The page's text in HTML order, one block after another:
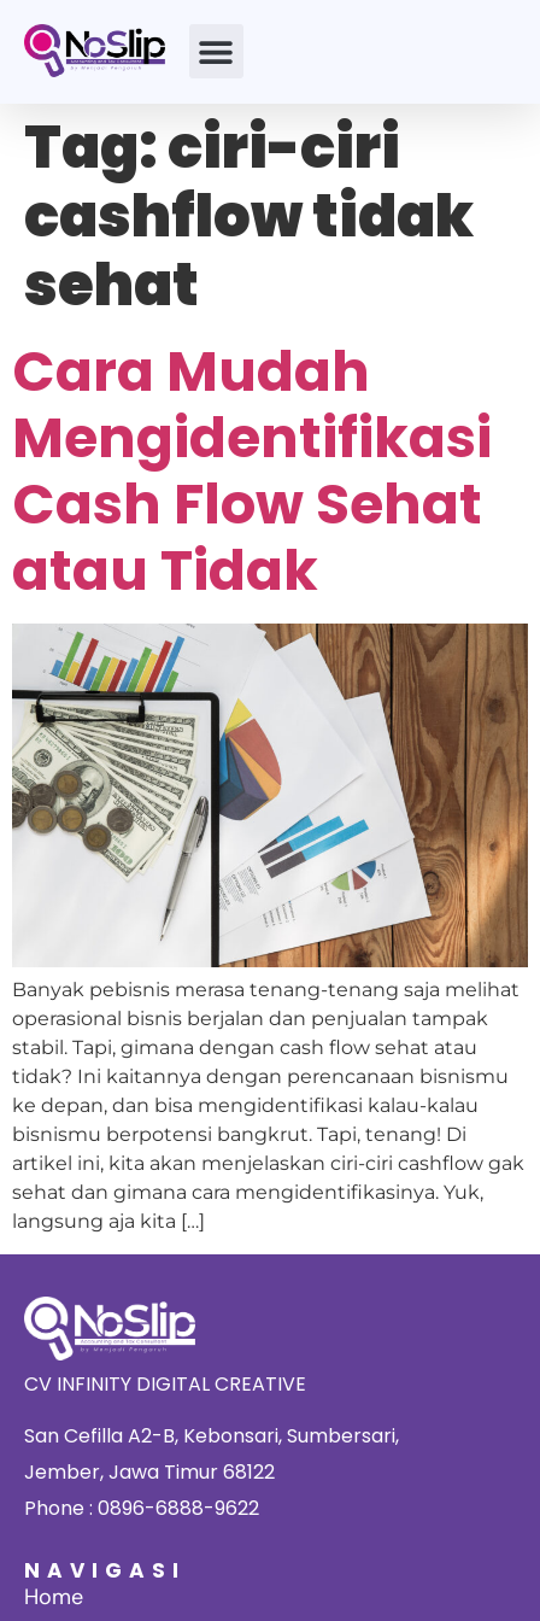
Tag:ciri-ciri
cashflow tidak
sehat
Cara Mudah
Mengidentifikasi
Cash Flow Sehat
atau Tidak
Banyak pebisnis merasa tenang-tenang saja melihat
operasional bisnis berjalan dan penjualan tampak
stabil. Tapi, gimana dengan cash flow sehat atau
tidak? Ini kaitannya dengan perencanaan bisnismu
ke depan, dan bisa mengidentifikasi kalau-kalau
bisnismu berpotensi bangkrut. Tapi, tenang! Di
artikel ini, kita akan menjelaskan ciri-ciri cashflow gak
sehat dan gimana cara mengidentifikasinya. Yuk,
langsung aja kita […]
CV INFINITY DIGITAL CREATIVE
San Cefilla A2-B, Kebonsari, Sumbersari,
Jember, Jawa Timur 68122
Phone : 0896-6888-9622
NAVIGASI
Home